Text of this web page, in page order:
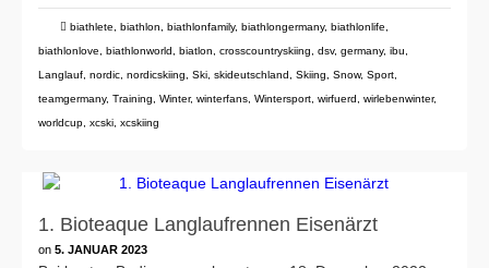
biathlete biathlon biathlonfamily, biathlongermany, biathlonlife
biathlonlove
biathlonworld biatlon crosscountryskiing dsv, germany, ibu
Langlauf nordic nordicskiing Ski skideutschland Skiing Snow, Sport
teamgermany, Training Winter, winterfans Wintersport wirfuerd wirlebenwinter,
worldcup xcski xcskiing
1. Bioteaque Langlaufrennen Eisenärzt
on 5. JANUAR 2023